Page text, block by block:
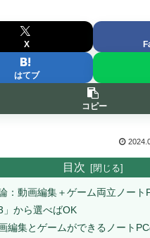
X
はてブ
コピー
目次
：動画編集＋ゲーム両立ノート
」から選べばOK
編集とゲームができるノート